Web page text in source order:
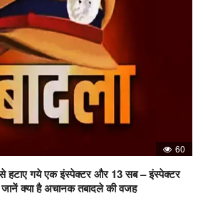
60
हटाए गये एक इंस्पेक्टर और 13 सब – इंस्पेक्टर
क्या है अचानक तबादले की वजह